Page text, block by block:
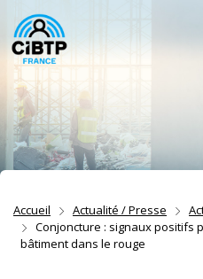
Aller au contenu
Aller à la recherche
Aller à la navigation
Accueil Actualité / Presse
Conjoncture : signaux positifs
bâtiment dans le rouge